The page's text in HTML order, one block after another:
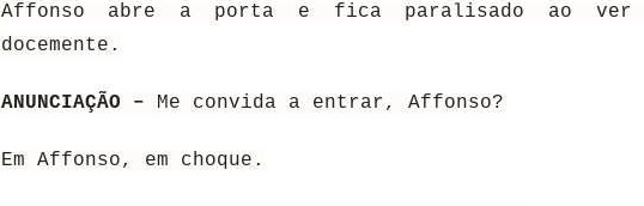
Affonso abre a porta e fica paralisado ao ver
docemente.
ANUNCIAÇÃO – Me convida a entrar, Affonso?
Em Affonso, em choque.